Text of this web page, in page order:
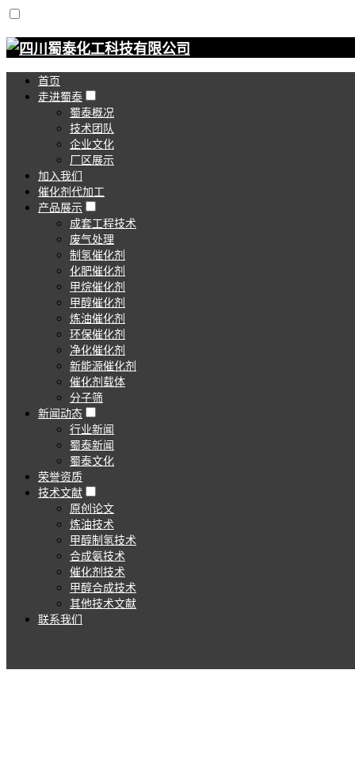
首页
走进蜀泰
蜀泰概况
技术团队
企业文化
厂区展示
加入我们
催化剂代加工
产品展示
成套工程技术
废气处理
制氢催化剂
化肥催化剂
甲烷催化剂
甲醇催化剂
炼油催化剂
环保催化剂
净化催化剂
新能源催化剂
催化剂载体
分子筛
新闻动态
行业新闻
蜀泰新闻
蜀泰文化
荣誉资质
技术文献
原创论文
炼油技术
甲醇制氢技术
合成氨技术
催化剂技术
甲醇合成技术
其他技术文献
联系我们